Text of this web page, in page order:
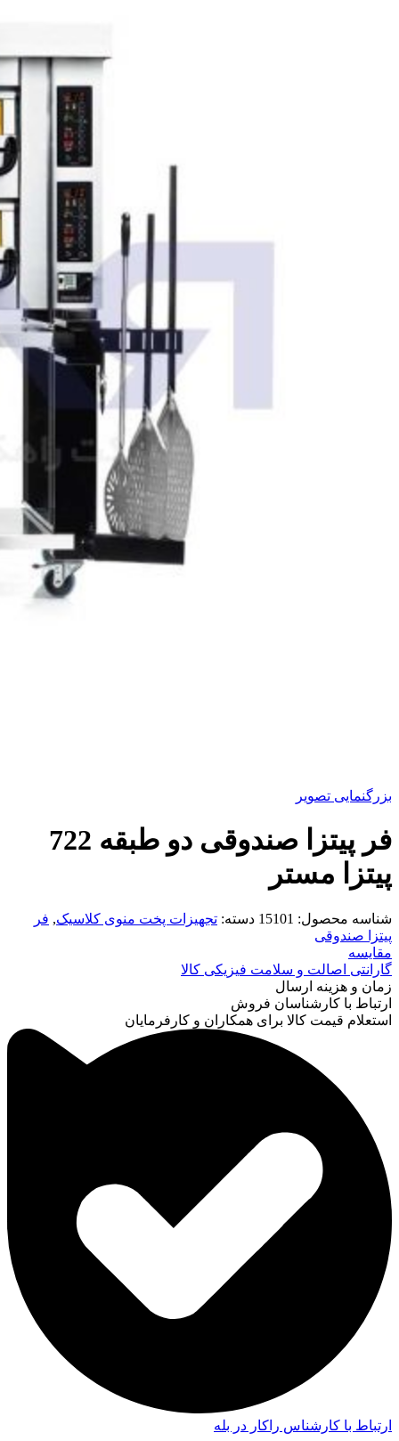
بزرگنمایی تصویر
فر پیتزا صندوقی دو طبقه 722
پیتزا مستر
شناسه محصول: 15101 دسته: تجهیزات پخت منوی کلاسیک, فر
پیتزا صندوقی
مقایسه
گارانتی اصالت و سلامت فیزیکی کالا
زمان و هزینه ارسال
ارتباط با کارشناسان فروش
استعلام قیمت کالا برای همکاران و کارفرمایان
ارتباط با کارشناس راکار در بله